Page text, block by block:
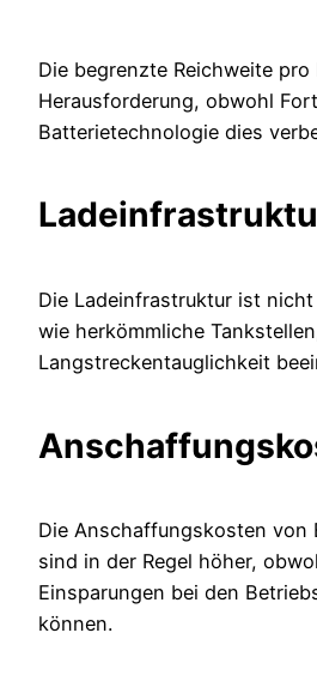
Die begrenzte Reichweite
Herausforderung, obwohl
Batterietechnologie dies
Die Ladeinfrastruktur ist
wie herkömmliche
Langstreckentauglichkeit
Die Anschaffungskosten von
sind in der Regel höher,
Einsparungen bei den
können.